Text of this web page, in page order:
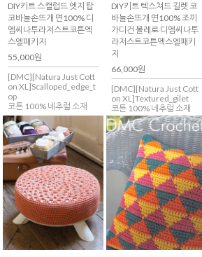
DIY키트 스캘럽드 엣지 탑
코바늘손뜨개 면100% 디
엠씨나투라저스트코튼엑
스엘패키지
55,000원
[DMC][Natura Just Cott
on XL]Scalloped_edge_t
op
코튼 100% 네추럴 소재
DIY키트 텍스쳐드 길렛 코
바늘손뜨개 면100% 조끼
가디건 볼레로 디엠씨나투
라저스트코튼엑스엘패키
지
66,000원
[DMC][Natura Just Cott
on XL]Textured_gilet
코튼 100% 네추럴 소재